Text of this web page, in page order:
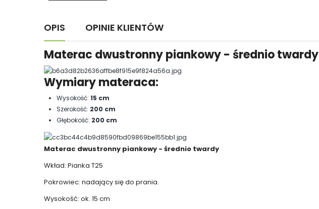
OPIS OPINIE KLIENTÓW
Materac dwustronny piankowy - średnio twardy
Wymiary materaca:
Wysokość: 15 cm
Szerokość: 200 cm
Głębokość: 200 cm
Materac dwustronny piankowy - średnio twardy
Wkład: Pianka T25
Pokrowiec: nadający się do prania.
Wysokość: ok. 15 cm